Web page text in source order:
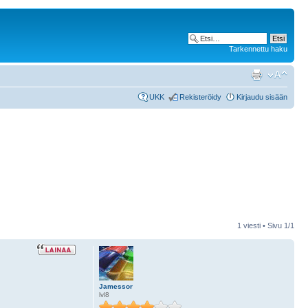
Tarkennettu haku
UKK Rekisteröidy Kirjaudu sisään
1 viesti • Sivu 1/1
Jamessor
lvl8